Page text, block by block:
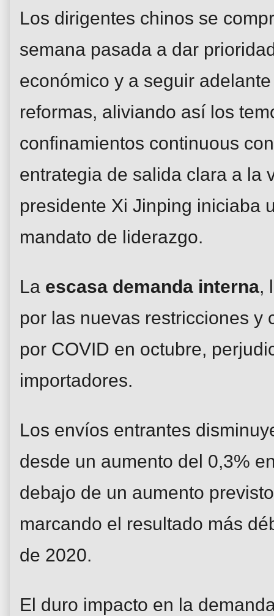
Los dirigentes chinos se
semana pasada a dar
económico y a seguir
reformas, aliviando así los
confinamientos continuous
entrategia de salida clara a la
presidente Xi Jinping iniciaba
mandato de liderazgo.
La escasa demanda interna,
por las nuevas restricciones y
por COVID en octubre,
importadores.
Los envíos entrantes
desde un aumento del 0,3%
debajo de un aumento
marcando el resultado más
de 2020.
El duro impacto en la